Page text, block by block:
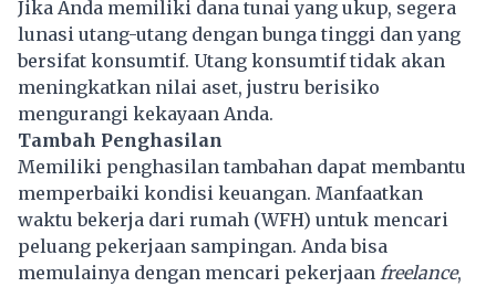
Jika Anda memiliki dana tunai yang ukup, segera
lunasi utang-utang dengan bunga tinggi dan yang
bersifat konsumtif. Utang konsumtif tidak akan
meningkatkan nilai aset, justru berisiko
mengurangi kekayaan Anda.
Tambah Penghasilan
Memiliki penghasilan tambahan dapat membantu
memperbaiki kondisi keuangan. Manfaatkan
waktu bekerja dari rumah (WFH) untuk mencari
peluang pekerjaan sampingan. Anda bisa
memulainya dengan mencari pekerjaan freelance,